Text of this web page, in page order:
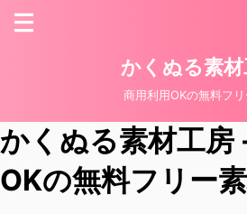
かくぬる素
商用利用OKの無料フ
かくぬる素材工房
OKの無料フリー